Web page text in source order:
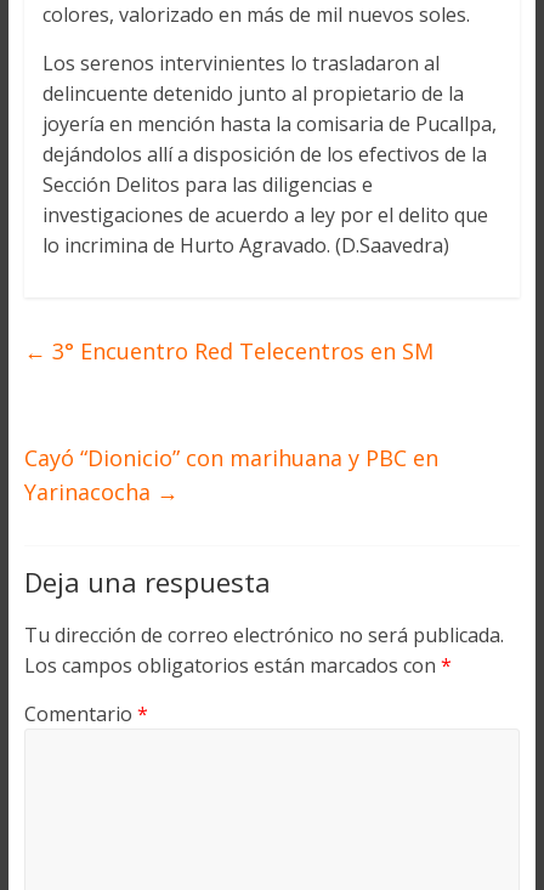
colores, valorizado en más de mil nuevos soles.
Los serenos intervinientes lo trasladaron al
delincuente detenido junto al propietario de la
joyería en mención hasta la comisaria de Pucallpa,
dejándolos allí a disposición de los efectivos de la
Sección Delitos para las diligencias e
investigaciones de acuerdo a ley por el delito que
lo incrimina de Hurto Agravado. (D.Saavedra)
← 3° Encuentro Red Telecentros en SM
Cayó “Dionicio” con marihuana y PBC en
Yarinacocha →
Deja una respuesta
Tu dirección de correo electrónico no será publicada.
Los campos obligatorios están marcados con *
Comentario *